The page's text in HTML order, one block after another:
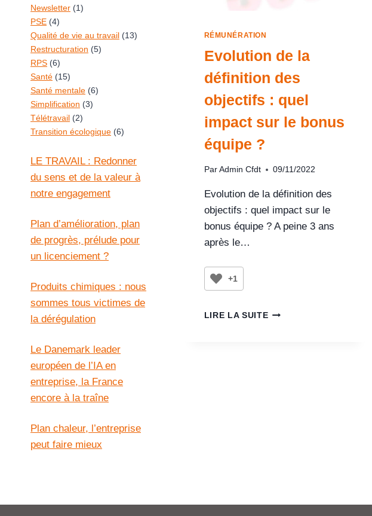
RÉMUNÉRATION
Evolution de la
définition des
objectifs : quel
impact sur le bonus
équipe ?
Par Admin Cfdt 09/11/2022
Evolution de la définition des
objectifs : quel impact sur le
bonus équipe ? A peine 3 ans
après le…
+1
LIRE LA SUITE
Newsletter (1)
PSE (4)
Qualité de vie au travail (13)
Restructuration (5)
RPS (6)
Santé (15)
Santé mentale (6)
Simplification (3)
Télétravail (2)
Transition écologique (6)
LE TRAVAIL : Redonner
du sens et de la valeur à
notre engagement
Plan d’amélioration, plan
de progrès, prélude pour
un licenciement ?
Produits chimiques : nous
sommes tous victimes de
la dérégulation
Le Danemark leader
européen de l’IA en
entreprise, la France
encore à la traîne
Plan chaleur, l’entreprise
peut faire mieux